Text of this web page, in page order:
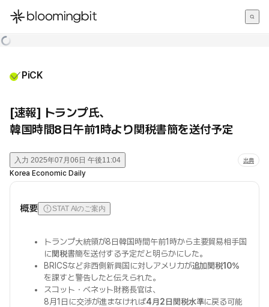
한국어
PiCK
[速報] トランプ氏、
韓国時間8日午前1時より関税書簡を送付予定
入力 2025年07月06日 午後11:04 出典
Korea Economic Daily
概要 STAT AIのご案内
トランプ大統領が8日韓国時間午前1時から主要貿易相手国
に関税書簡を送付する予定だと明らかにした。
BRICSなど非西側新興国に対しアメリカが追加関税10%
を課すと警告したと伝えられた。
スコット・ベネット財務長官は、
8月1日に交渉が進まなければ4月2日関税水準に戻る可能